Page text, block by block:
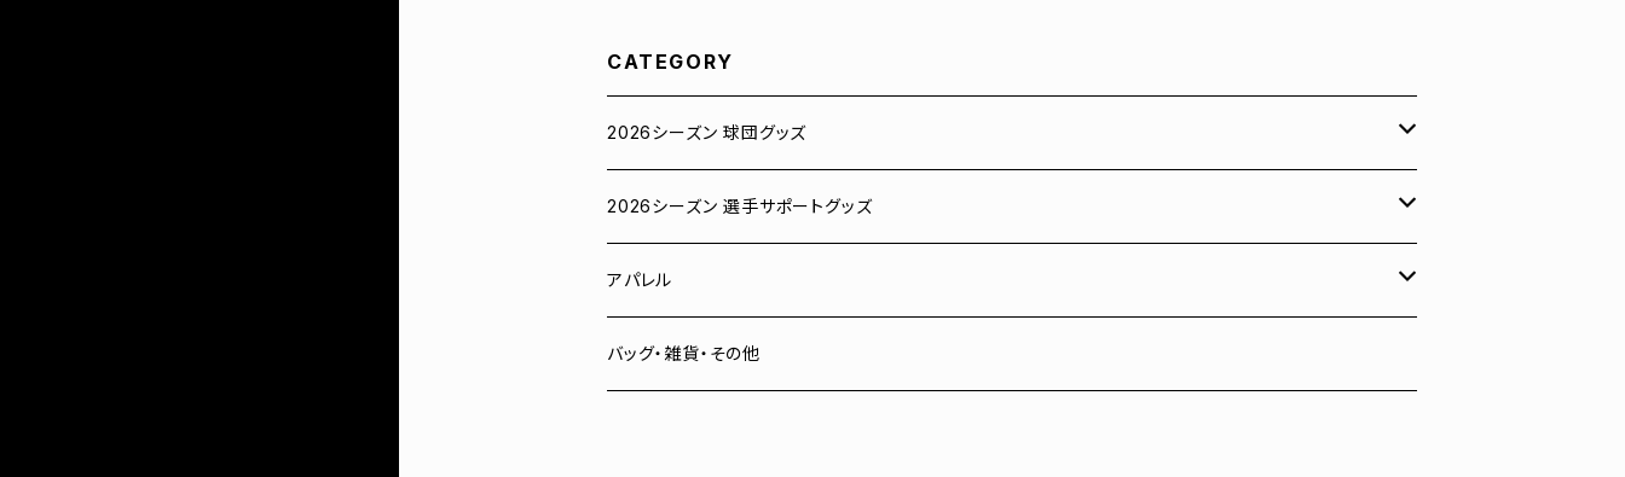
CATEGORY
2026シーズン 球団グッズ
ユニフォーム
Tシャツ
スウェット
2026シーズン 選手サポートグッズ
# 00 蓮
# 0 岡田竜汰
アパレル
スウェット・パーカー
バッグ・雑貨・その他